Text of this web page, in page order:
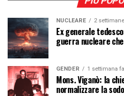
NUCLEARE 2
Ex generale
guerra nucleare
GENDER 1 settimana fa
Mons. Viganò: la
normalizzare la